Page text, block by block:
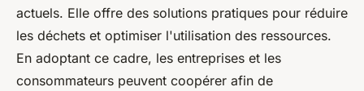
actuels. Elle offre des solutions pratiques pour réduire
les déchets et optimiser l'utilisation des ressources.
En adoptant ce cadre, les entreprises et les
consommateurs peuvent coopérer afin de